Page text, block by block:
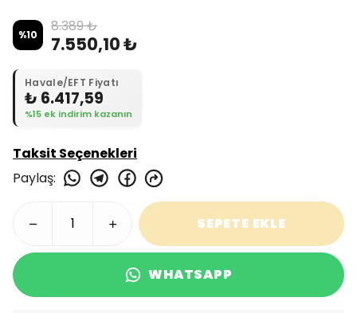
%10 8.389 ₺
7.550,10 ₺
Havale/EFT Fiyatı
₺ 6.417,59
%15 ek indirim kazanın
Taksit Seçenekleri
Paylaş:
SEPETE EKLE
WHATSAPP